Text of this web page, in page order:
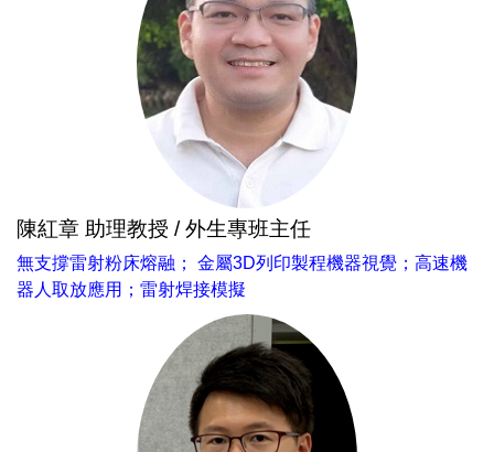
陳紅章 助理教授 / 外生專班主任
無支撐雷射粉床熔融； 金屬3D列印製程機器視覺；高速機
器人取放應用；雷射焊接模擬